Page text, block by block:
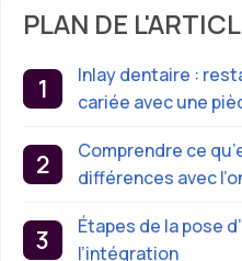
PLAN DE
Inlay dentaire :
cariée avec une
Comprendre ce
différences avec
Étapes de la pose
l’intégration